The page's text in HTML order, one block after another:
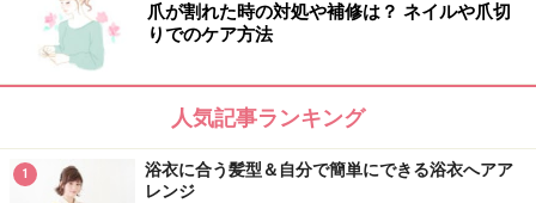
爪が割れた時の対処や補修は？ ネイルや爪切
りでのケア方法
人気記事ランキング
1
浴衣に合う髪型＆自分で簡単にできる浴衣へアア
レンジ